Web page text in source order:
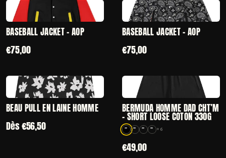
CHOISIR
— BASEBALL JACKET - AOP
BASEBALL JACKET - AOP
€75,00
CHOISIR
— BASEBALL
BASEBALL JACKET - AOP
€75,00
CHOISIR
— BEAU PULL EN LAINE HOMME
BEAU PULL EN LAINE HOMME
Dès €56,50
— BERMUDA
BERMUDA HOMME DAD CHT’M
– SHORT LOOSE COTON 330G
+6
10 coloris disponibles
€49,00